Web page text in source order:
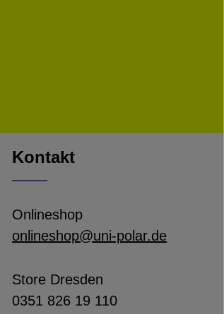
Kontakt
Onlineshop
onlineshop@uni-polar.de
Store Dresden
0351 826 19 110